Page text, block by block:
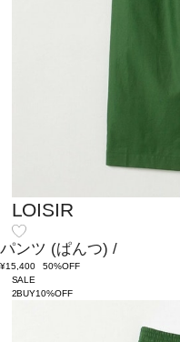
LOISIR
パンツ (ぱんつ) /
¥15,400
50%OFF
SALE
2BUY10%OFF